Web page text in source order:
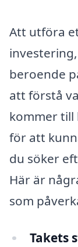
Att utföra
beroende
att förstå
kommer
för att
du söker
Här är
som
Takets